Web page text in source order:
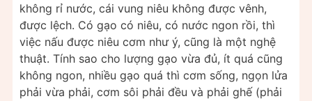
không rỉ nước, cái vung niêu không được vênh,
được lệch. Có gạo có niêu, có nước ngon rồi, thì
việc nấu được niêu cơm như ý, cũng là một nghệ
thuật. Tính sao cho lượng gạo vừa đủ, ít quá cũng
không ngon, nhiều gạo quá thì cơm sống, ngọn lửa
phải vừa phải, cơm sôi phải đều và phải ghế (phải